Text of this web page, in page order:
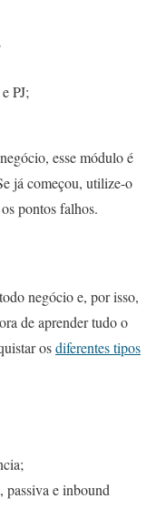
PJ;
esse módulo é
já começou, utilize-o
pontos falhos.
negócio e, por isso,
de aprender tudo o
osdiferentes tipos
passiva e inbound